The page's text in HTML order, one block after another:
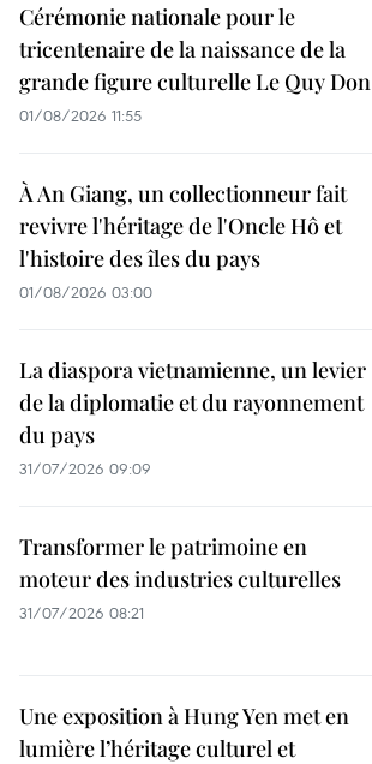
Cérémonie nationale pour le
tricentenaire de la naissance de la
grande figure culturelle Le Quy Don
01/08/2026 11:55
À An Giang, un collectionneur fait
revivre l'héritage de l'Oncle Hô et
l'histoire des îles du pays
01/08/2026 03:00
La diaspora vietnamienne, un levier
de la diplomatie et du rayonnement
du pays
31/07/2026 09:09
Transformer le patrimoine en
moteur des industries culturelles
31/07/2026 08:21
Une exposition à Hung Yen met en
lumière l’héritage culturel et